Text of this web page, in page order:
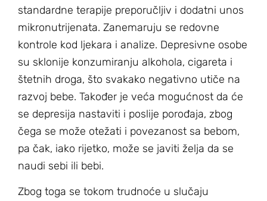
standardne terapije preporučljiv i dodatni unos
mikronutrijenata. Zanemaruju se redovne
kontrole kod ljekara i analize. Depresivne osobe
su sklonije konzumiranju alkohola, cigareta i
štetnih droga, što svakako negativno utiče na
razvoj bebe. Također je veća mogućnost da će
se depresija nastaviti i poslije porođaja, zbog
čega se može otežati i povezanost sa bebom,
pa čak, iako rijetko, može se javiti želja da se
naudi sebi ili bebi.
Zbog toga se tokom trudnoće u slučaju